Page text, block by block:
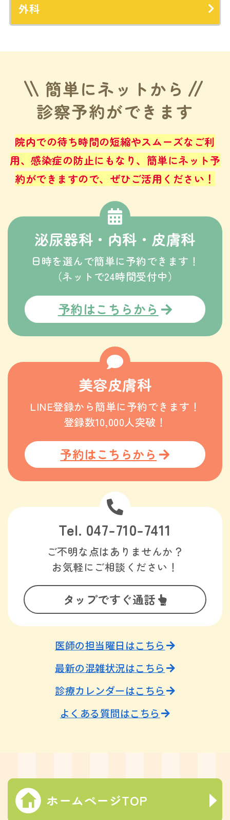
外科
簡単にネットから
診察予約ができます
院内での待ち時間の短縮やスムーズなご利
用、感染症の防止にもなり、 簡単にネット予
約ができますので、ぜひご活用ください！
Tel. 047-710-7411
ご不明な点はありませんか？
お気軽にご相談ください！
タップですぐ通話
泌尿器科・内科・皮膚科
日時を選んで簡単に予約できます！
（ネットで24時間受付中）
予約はこちらから
美容皮膚科
LINE登録から簡単に予約できます！
登録数10,000人突破！
予約はこちらから
医師の担当曜日はこちら
最新の混雑状況はこちら
診療カレンダーはこちら
よくある質問はこちら
ホームページTOP